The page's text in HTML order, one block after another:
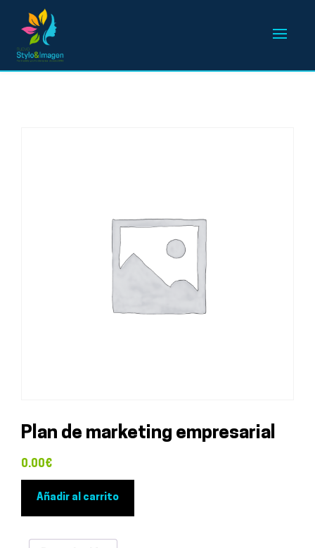
Plan de marketing empresarial
0.00€
Añadir al carrito